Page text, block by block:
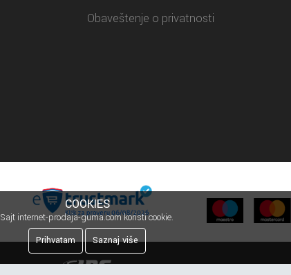
Obaveštenje o privatnosti
COOKIES
Sajt internet-prodaja-guma.com koristi cookie.
Prihvatam
Saznaj više